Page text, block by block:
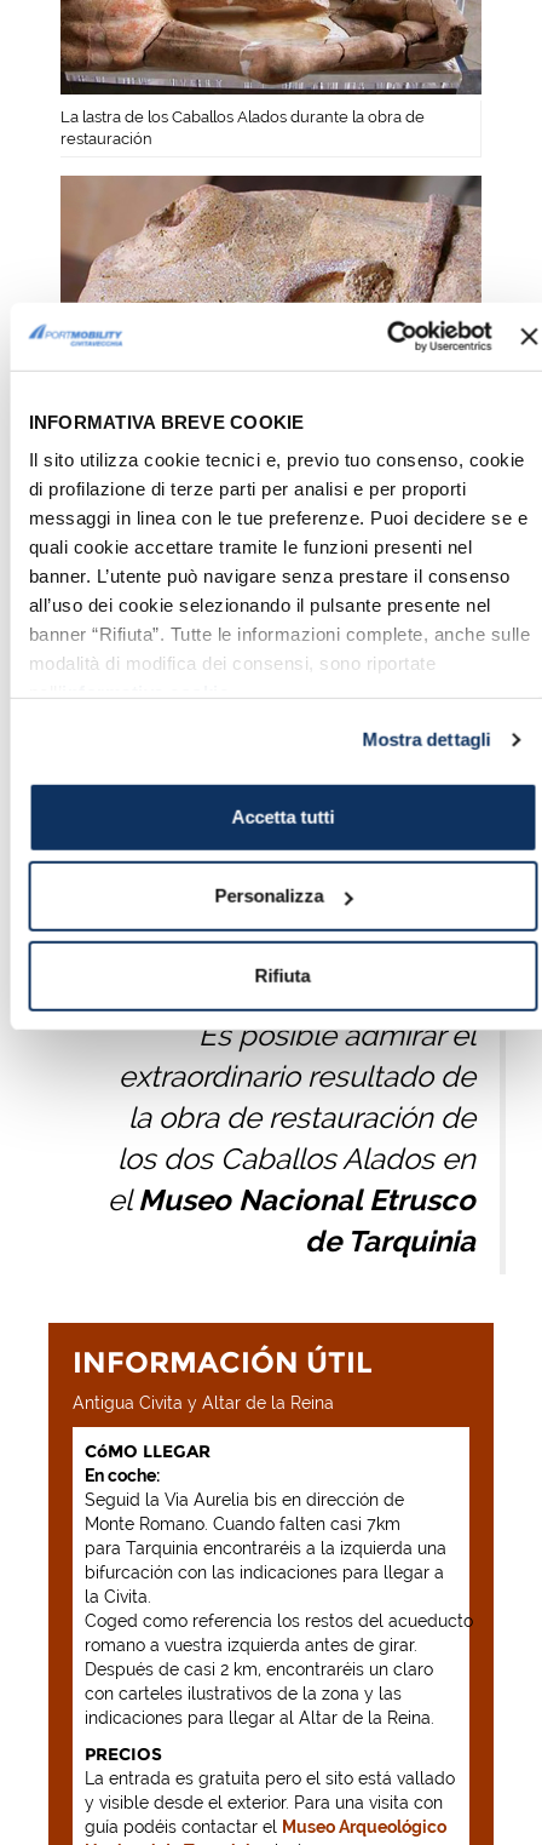
INFORMATIVA BREVE COOKIE
Il sito utilizza cookie tecnici e, previo tuo consenso, cookie
di profilazione di terze parti per analisi e per proporti
messaggi in linea con le tue preferenze. Puoi decidere se e
quali cookie accettare tramite le funzioni presenti nel
banner. L’utente può navigare senza prestare il consenso
all’uso dei cookie selezionando il pulsante presente nel
banner “Rifiuta”. Tutte le informazioni complete, anche sulle
modalità di modifica dei consensi, sono riportate
Mostra dettagli
Accetta tutti
Personalizza
Rifiuta
La lastra de los Caballos Alados durante la obra de
restauración
Particular de los Caballos Alados durante la restauración
By (Anonymous) -CC BY-SA 3.0
Es posible admirar el
extraordinario resultado de
la obra de restauración de
los dos Caballos Alados en
elMuseo Nacional Etrusco
de Tarquinia
INFORMACIÓN ÚTIL
Antigua Civita y Altar de la Reina
CóMO LLEGAR
En coche:
Seguid la Via Aurelia bis en dirección de
Monte Romano. Cuando falten casi 7km
para Tarquinia encontraréis a la izquierda una
bifurcación con las indicaciones para llegar a
la Civita.
Coged como referencia los restos del acueducto
romano a vuestra izquierda antes de girar.
Después de casi 2 km, encontraréis un claro
con carteles ilustrativos de la zona y las
indicaciones para llegar al Altar de la Reina.
PRECIOS
La entrada es gratuita pero el sito está vallado
y visible desde el exterior. Para una visita con
guía podéis contactar el Museo Arqueológico